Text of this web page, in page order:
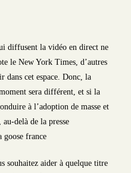
diffusent la vidéo en direct ne
le New York Times, d’autres
dans cet espace. Donc, la
sera différent, et si la
à l’adoption de masse et
delà de la presse
goose france
souhaitez aider à quelque titre